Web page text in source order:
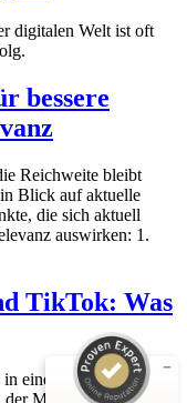
digitalen Welt ist oft
bessere
Reichweite bleibt
Blick auf aktuelle
die sich aktuell
auswirken: 1.
TikTok: Was
einem ständigen
Muttergesellschaft
und Erfahrungen zu
- Social Media & Marketing
100
%
Empfehlungen auf
ProvenExpert.com
35